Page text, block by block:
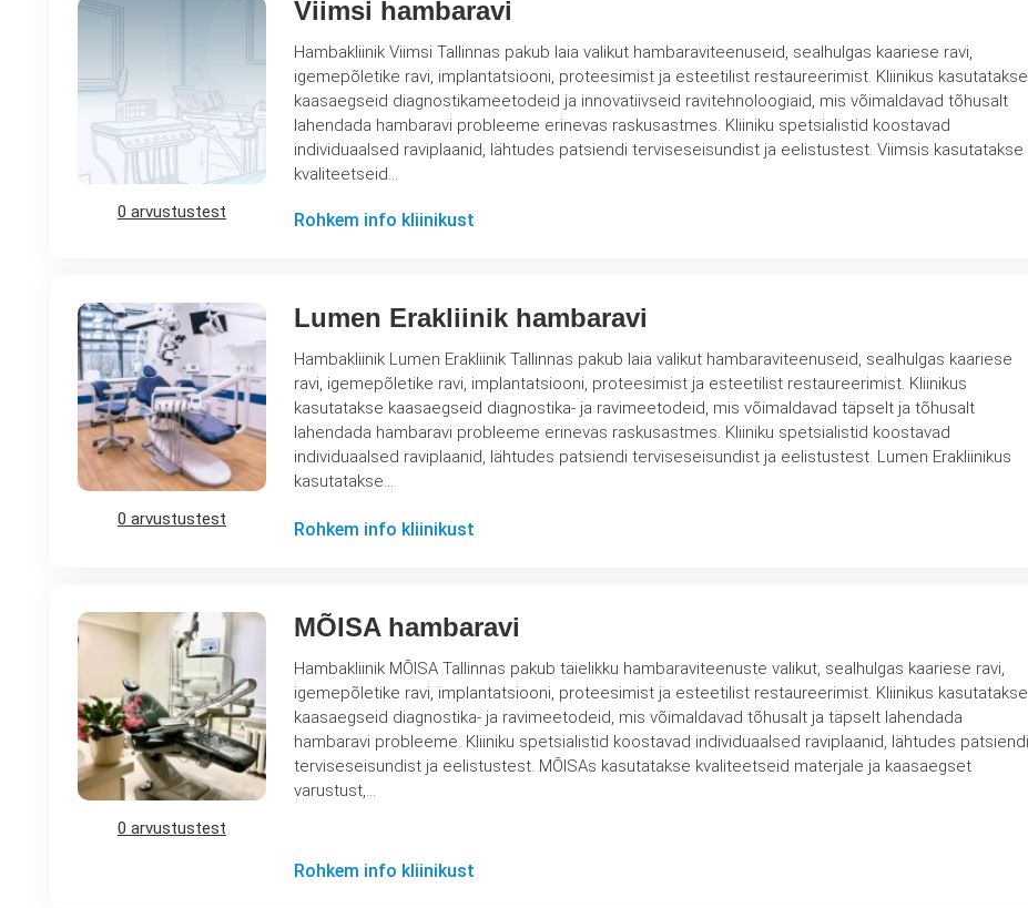
0 arvustustest
Viimsi hambaravi
Hambakliinik Viimsi Tallinnas pakub laia valikut hambaraviteenuseid, sealhulgas kaariese ravi,
igemepõletike ravi, implantatsiooni, proteesimist ja esteetilist restaureerimist. Kliinikus kasutatakse
kaasaegseid diagnostikameetodeid ja innovatiivseid ravitehnoloogiaid, mis võimaldavad tõhusalt
lahendada hambaravi probleeme erinevas raskusastmes. Kliiniku spetsialistid koostavad
individuaalsed raviplaanid, lähtudes patsiendi terviseseisundist ja eelistustest. Viimsis kasutatakse
kvaliteetseid…
Rohkem info kliinikust
0 arvustustest
Lumen Erakliinik hambaravi
Hambakliinik Lumen Erakliinik Tallinnas pakub laia valikut hambaraviteenuseid, sealhulgas kaariese
ravi, igemepõletike ravi, implantatsiooni, proteesimist ja esteetilist restaureerimist. Kliinikus
kasutatakse kaasaegseid diagnostika- ja ravimeetodeid, mis võimaldavad täpselt ja tõhusalt
lahendada hambaravi probleeme erinevas raskusastmes. Kliiniku spetsialistid koostavad
individuaalsed raviplaanid, lähtudes patsiendi terviseseisundist ja eelistustest. Lumen Erakliinikus
kasutatakse…
Rohkem info kliinikust
0 arvustustest
MÕISA hambaravi
Hambakliinik MÕISA Tallinnas pakub täielikku hambaraviteenuste valikut, sealhulgas kaariese ravi,
igemepõletike ravi, implantatsiooni, proteesimist ja esteetilist restaureerimist. Kliinikus kasutatakse
kaasaegseid diagnostika- ja ravimeetodeid, mis võimaldavad tõhusalt ja täpselt lahendada
hambaravi probleeme. Kliiniku spetsialistid koostavad individuaalsed raviplaanid, lähtudes patsiendi
terviseseisundist ja eelistustest. MÕISAs kasutatakse kvaliteetseid materjale ja kaasaegset
varustust,…
Rohkem info kliinikust